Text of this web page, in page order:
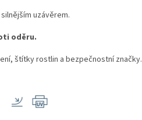
uzávěrem.
oděru.
štítky rostlin a bezpečnostní značky.